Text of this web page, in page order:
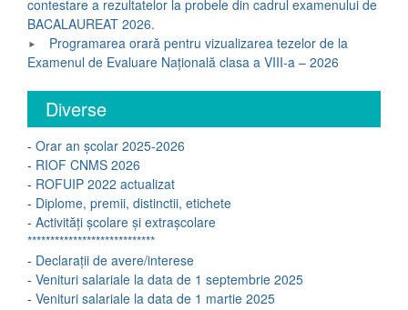
contestare a rezultatelor la probele din cadrul examenului de
BACALAUREAT 2026.
Programarea orară pentru vizualizarea tezelor de la
Examenul de Evaluare Națională clasa a VIII-a – 2026
Diverse
- Orar an școlar 2025-2026
- RIOF CNMS 2026
- ROFUIP 2022 actualizat
- Diplome, premii, distinctii, etichete
- Activități școlare și extrașcolare
****************************
- Declarații de avere/interese
- Venituri salariale la data de 1 septembrie 2025
- Venituri salariale la data de 1 martie 2025